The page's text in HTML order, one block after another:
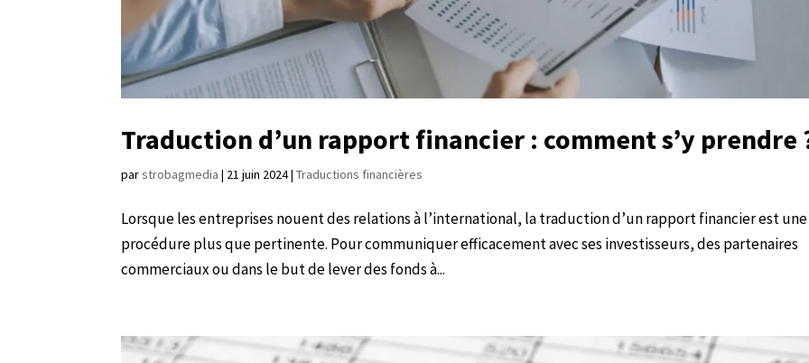
Traduction d’un rapport financier : comment s’y prendre
parstrobagmedia | 21 juin 2024|Traductions financières
Lorsque les entreprises nouent des relations à l’international, la traduction d’un rapport financier est une
procédure plus que pertinente. Pour communiquer efficacement avec ses investisseurs, des partenaires
commerciaux ou dans le but de lever des fonds à...